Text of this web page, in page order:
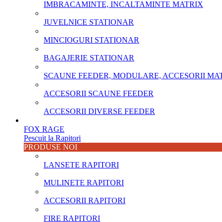
IMBRACAMINTE, INCALTAMINTE MATRIX
JUVELNICE STATIONAR
MINCIOGURI STATIONAR
BAGAJERIE STATIONAR
SCAUNE FEEDER, MODULARE, ACCESORII
ACCESORII SCAUNE FEEDER
ACCESORII DIVERSE FEEDER
FOX RAGE
Pescuit la Rapitori
PRODUSE NOI
LANSETE RAPITORI
MULINETE RAPITORI
ACCESORII RAPITORI
FIRE RAPITORI